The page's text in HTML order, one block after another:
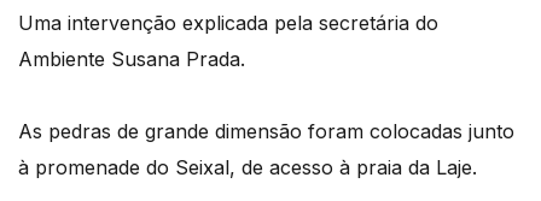
Uma intervenção explicada pela secretária do
Ambiente Susana Prada.
As pedras de grande dimensão foram colocadas junto
à promenade do Seixal, de acesso à praia da Laje.